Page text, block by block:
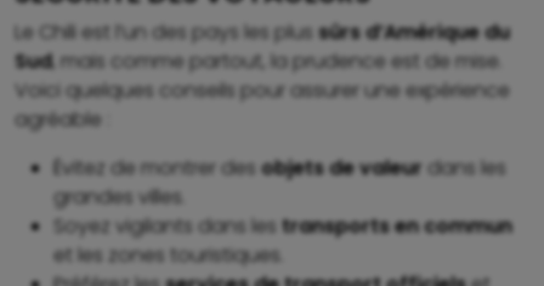
Le Chili est l’un des pays les plus sûrs d’Amérique du
Sud, mais comme partout, la prudence est de mise.
Voici quelques conseils pour assurer une expérience
agréable :
Évitez de montrer des objets de valeur dans les
grandes villes.
Soyez vigilants dans les transports en commun
et les zones touristiques.